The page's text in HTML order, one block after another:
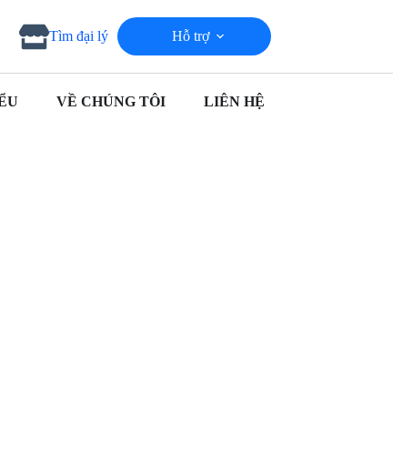
Tìm đại lý Hỗ trợ
VỀ CHÚNG TÔI LIÊN HỆ